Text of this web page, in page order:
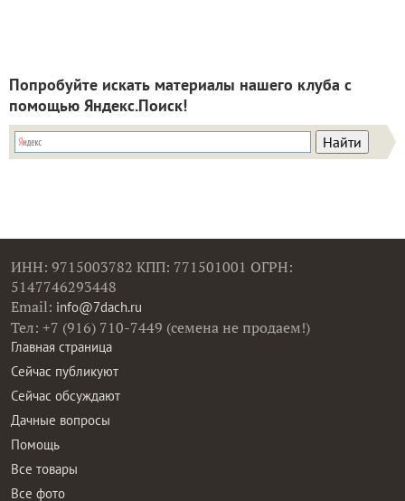
Попробуйте искать материалы нашего клуба с
помощью Яндекс.Поиск!
ИНН: 9715003782 КПП: 771501001 ОГРН:
5147746293448
Email: info@7dach.ru
Тел: +7 (916) 710-7449 (семена не продаем!)
Главная страница
Сейчас публикуют
Сейчас обсуждают
Дачные вопросы
Помощь
Все товары
Все фото